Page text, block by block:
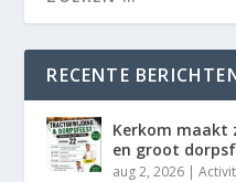
RECENTE
Kerkom maakt
en groot
aug 2, 2026 |